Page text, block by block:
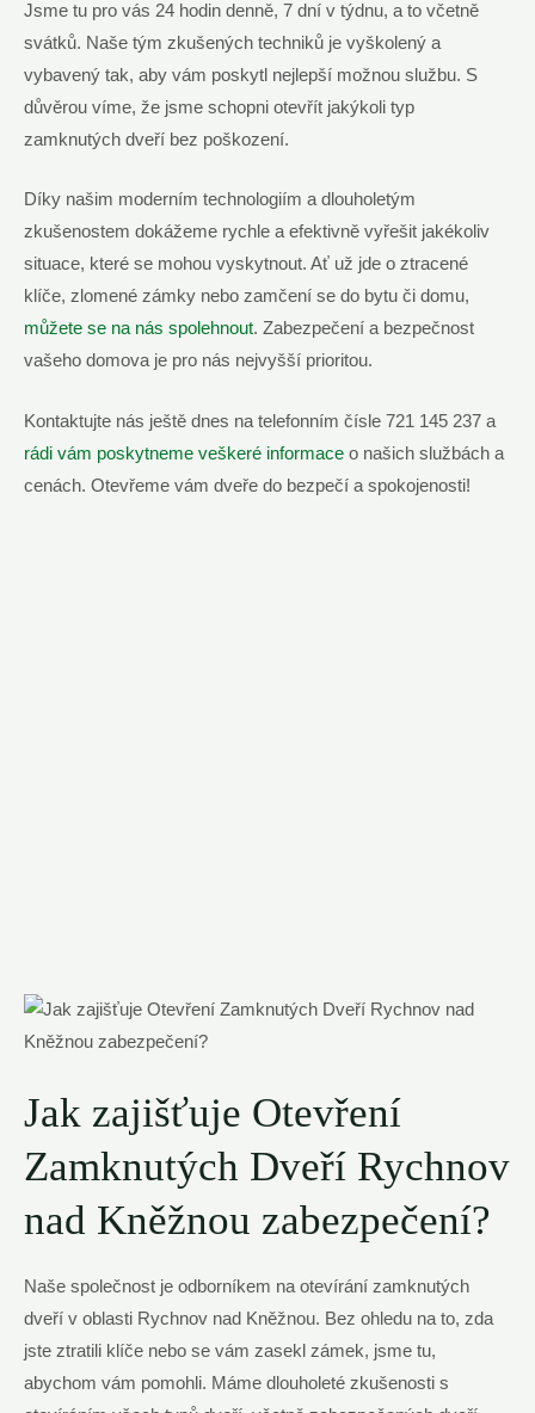
Jsme tu pro vás 24 hodin denně, 7 dní v týdnu, a to včetně
svátků. Naše tým zkušených techniků je vyškolený a
vybavený tak, aby vám poskytl nejlepší možnou službu. S
důvěrou víme, že jsme schopni otevřít jakýkoli typ
zamknutých dveří bez poškození.
Díky našim moderním technologiím a dlouholetým
zkušenostem dokážeme rychle a efektivně vyřešit jakékoliv
situace, které se mohou vyskytnout. Ať už jde o ztracené
klíče, zlomené zámky nebo zamčení se do bytu či domu,
můžete se na nás spolehnout. Zabezpečení a bezpečnost
vašeho domova je pro nás nejvyšší prioritou.
Kontaktujte nás ještě dnes na telefonním čísle 721 145 237 a
rádi vám poskytneme veškeré informace o našich službách a
cenách. Otevřeme vám dveře do bezpečí a spokojenosti!
Jak zajišťuje Otevření
Zamknutých Dveří Rychnov
nad Kněžnou zabezpečení?
Naše společnost je odborníkem na otevírání zamknutých
dveří v oblasti Rychnov nad Kněžnou. Bez ohledu na to, zda
jste ztratili klíče nebo se vám zasekl zámek, jsme tu,
abychom vám pomohli. Máme dlouholeté zkušenosti s